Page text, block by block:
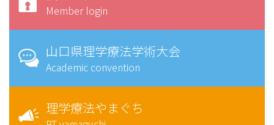
Member login
山口県理学療法学術大会
Academic convention
理学療法やまぐち